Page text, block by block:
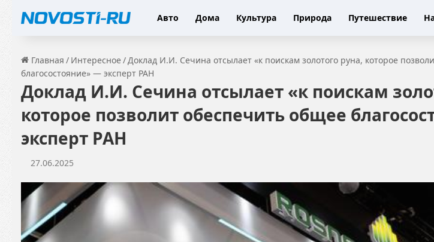
Авто Дома Культура Природа Путешествие
Главная / Интересное/Доклад И.И. Сечина отсылает «к поискам золотого руна, которое
благосостояние» — эксперт РАН
Доклад И.И. Сечина отсылает «к поискам
которое позволит обеспечить общее
эксперт РАН
27.06.2025